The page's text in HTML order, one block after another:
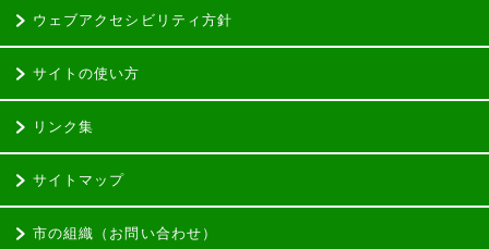
ウェブアクセシビリティ方針
サイトの使い方
リンク集
サイトマップ
市の組織（お問い合わせ）